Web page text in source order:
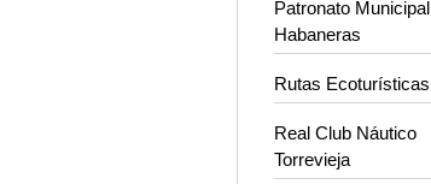
Patronato
Habaneras
Rutas Ecoturísticas
Real Club Náutico
Torrevieja